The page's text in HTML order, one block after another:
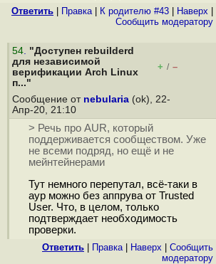
Ответить Правка| К родителю #43 Наверх
Cообщить модератору
54. "Доступен rebuilderd
для независимой
верификации Arch Linux
п..."
+ / –
Сообщение от nebularia (ok), 22-
Апр-20, 21:10
> Речь про AUR, который
поддерживается сообществом. Уже
не всеми подряд, но ещё и не
мейнтейнерами
Тут немного перепутал, всё-таки в
аур можно без аппрува от Trusted
User. Что, в целом, только
подтверждает необходимость
проверки.
Ответить Правка| Наверх
Cообщить
модератору